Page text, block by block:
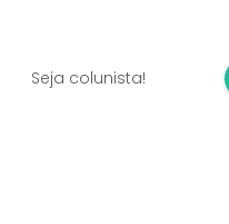
Seja colunista!